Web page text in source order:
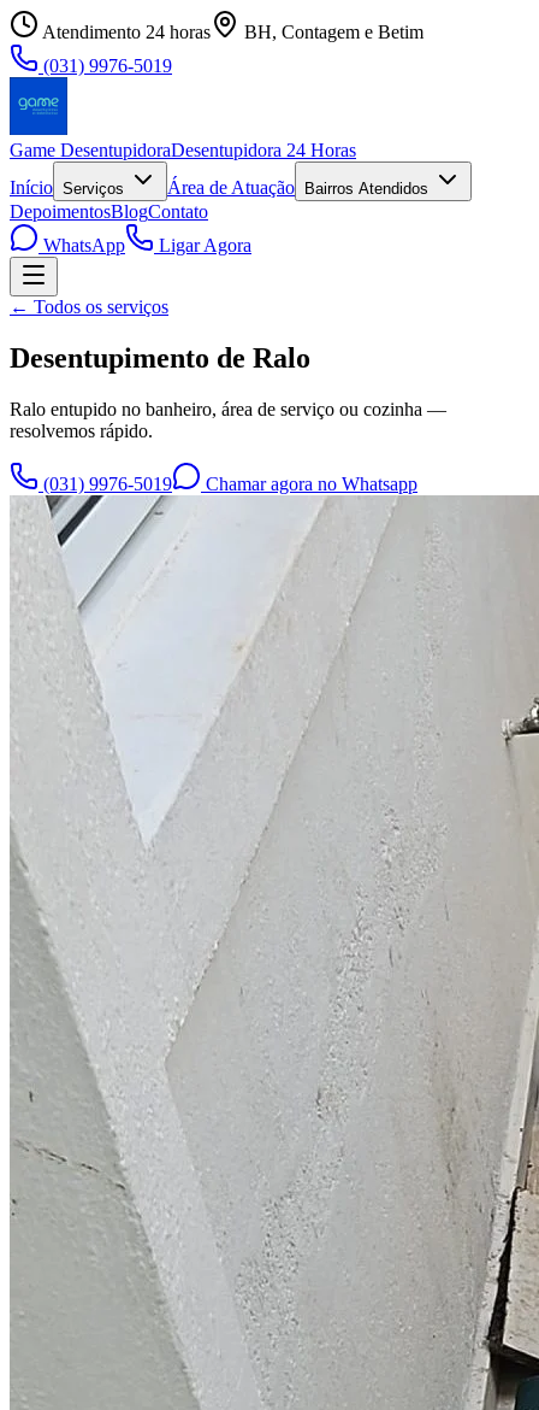
Atendimento 24 horas
BH, Contagem e Betim
(031) 9976-5019
Game DesentupidoraDesentupidora 24 Horas
Início Serviços Área de Atuação Bairros Atendidos
DepoimentosBlogContato
WhatsApp
Ligar Agora
← Todos os serviços
Desentupimento de Ralo
Ralo entupido no banheiro, área de serviço ou cozinha —
resolvemos rápido.
(031) 9976-5019 Chamar agora no Whatsapp